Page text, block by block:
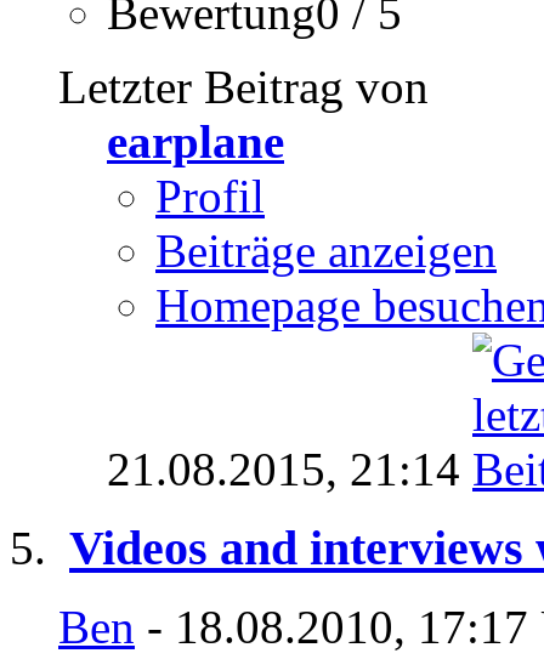
Bewertung0 / 5
Letzter Beitrag von
earplane
Profil
Beiträge anzeigen
Homepage
21.08.2015, 21:14
Videos and
Ben - 18.08.2010, 17:17